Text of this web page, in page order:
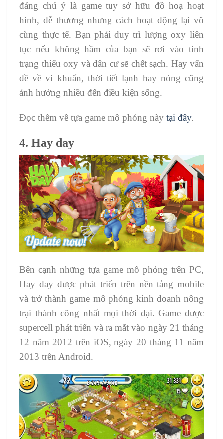
đáng chú ý là game tuy sở hữu đồ hoạ hoạt
hình, dễ thương nhưng cách hoạt động lại vô
cùng thực tế. Bạn phải duy trì lượng oxy liên
tục nếu không hầm của bạn sẽ rơi vào tình
trạng thiếu oxy và dân cư sẽ chết sạch. Hay vấn
đề về vi khuẩn, thời tiết lạnh hay nóng cũng
ảnh hưởng nhiều đến điều kiện sống.
Đọc thêm về tựa game mô phỏng này tại đây.
4. Hay day
Bên cạnh những tựa game mô phỏng trên PC,
Hay day được phát triển trên nền tảng mobile
và trở thành game mô phỏng kinh doanh nông
trại thành công nhất mọi thời đại. Game được
supercell phát triển và ra mắt vào ngày 21 tháng
12 năm 2012 trên iOS, ngày 20 tháng 11 năm
2013 trên Android.